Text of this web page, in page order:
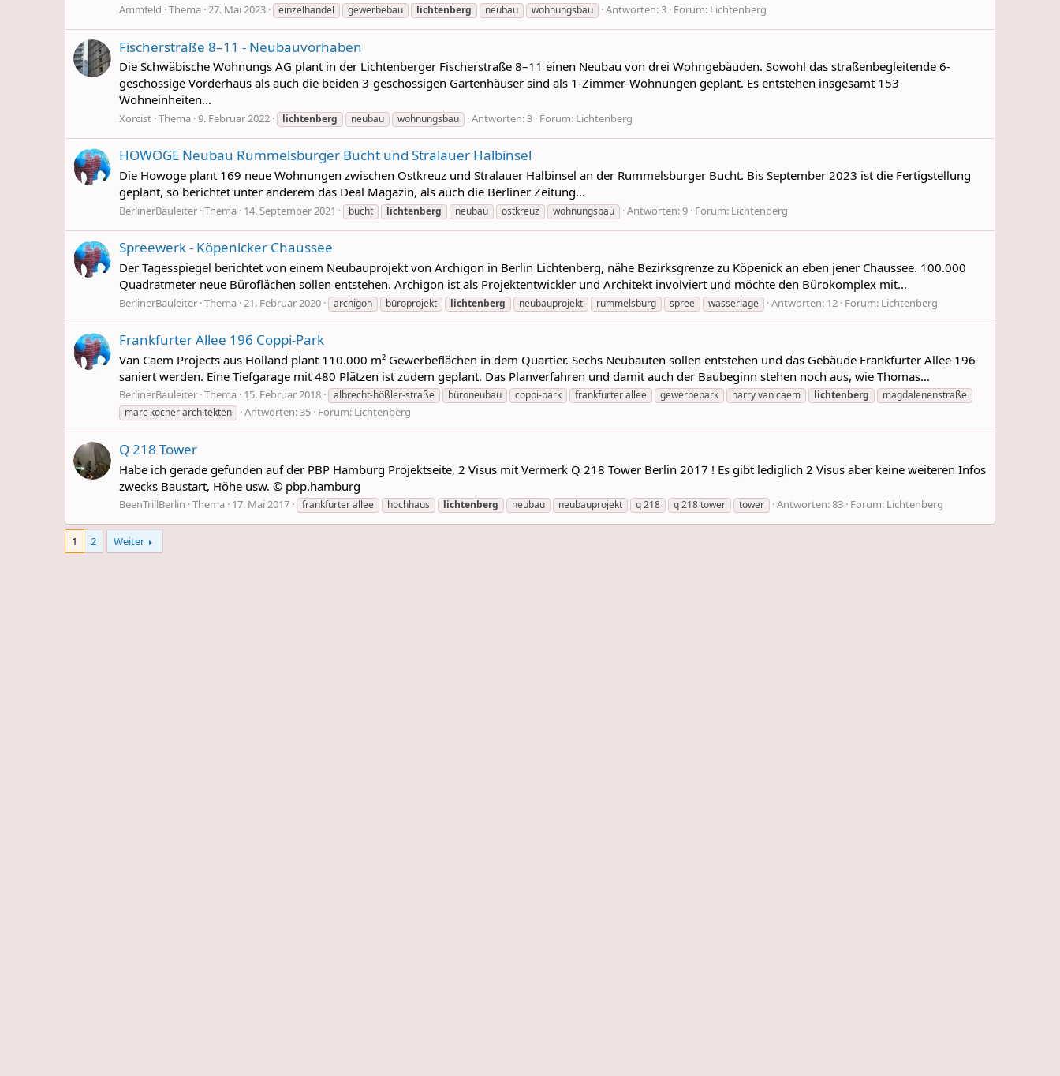
Ammfeld Thema 27. Mai 2023 einzelhandel gewerbebau lichtenberg neubau wohnungsbau Antworten: 3 Forum: Lichtenberg
Fischerstraße 8–11 - Neubauvorhaben
Die Schwäbische Wohnungs AG plant in der Lichtenberger Fischerstraße 8–11 einen Neubau von drei Wohngebäuden. Sowohl das straßenbegleitende 6-
geschossige Vorderhaus als auch die beiden 3-geschossigen Gartenhäuser sind als 1-Zimmer-Wohnungen geplant. Es entstehen insgesamt 153
Wohneinheiten...
Xorcist Thema 9. Februar 2022 lichtenberg neubau wohnungsbau Antworten: 3 Forum: Lichtenberg
HOWOGE Neubau Rummelsburger Bucht und Stralauer Halbinsel
Die Howoge plant 169 neue Wohnungen zwischen Ostkreuz und Stralauer Halbinsel an der Rummelsburger Bucht. Bis September 2023 ist die Fertigstellung
geplant, so berichtet unter anderem das Deal Magazin, als auch die Berliner Zeitung...
BerlinerBauleiter Thema 14. September 2021 bucht lichtenberg neubau ostkreuz wohnungsbau Antworten: 9 Forum: Lichtenberg
Spreewerk - Köpenicker Chaussee
Der Tagesspiegel berichtet von einem Neubauprojekt von Archigon in Berlin Lichtenberg, nähe Bezirksgrenze zu Köpenick an eben jener Chaussee. 100.000
Quadratmeter neue Büroflächen sollen entstehen. Archigon ist als Projektentwickler und Architekt involviert und möchte den Bürokomplex mit...
BerlinerBauleiter Thema 21. Februar 2020 archigon büroprojekt lichtenberg neubauprojekt rummelsburg spree wasserlage Antworten: 12 Forum: Lichtenberg
Frankfurter Allee 196 Coppi-Park
Van Caem Projects aus Holland plant 110.000 m² Gewerbeflächen in dem Quartier. Sechs Neubauten sollen entstehen und das Gebäude Frankfurter Allee 196
saniert werden. Eine Tiefgarage mit 480 Plätzen ist zudem geplant. Das Planverfahren und damit auch der Baubeginn stehen noch aus, wie Thomas...
BerlinerBauleiter Thema 15. Februar 2018 albrecht-hößler-straße büroneubau coppi-park frankfurter allee gewerbepark harry van caem lichtenberg
magdalenenstraße
marc kocher architekten
Antworten: 35 Forum: Lichtenberg
Q 218 Tower
Habe ich gerade gefunden auf der PBP Hamburg Projektseite, 2 Visus mit Vermerk Q 218 Tower Berlin 2017 ! Es gibt lediglich 2 Visus aber keine weiteren Infos
zwecks Baustart, Höhe usw. © pbp.hamburg
BeenTrillBerlin Thema 17. Mai 2017 frankfurter allee hochhaus lichtenberg neubau neubauprojekt q 218 q 218 tower tower Antworten: 83 Forum: Lichtenberg
1 2 Weiter